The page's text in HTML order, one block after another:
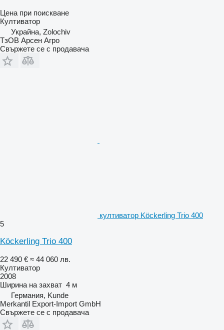
Цена при поискване
Култиватор
Украйна, Zolochiv
ТзОВ Арсен Агро
Свържете се с продавача
култиватор Köckerling Trio 400
5
Köckerling Trio 400
22 490 € ≈ 44 060 лв.
Култиватор
2008
Ширина на захват 4 м
Германия, Kunde
Merkantil Export-Import GmbH
Свържете се с продавача